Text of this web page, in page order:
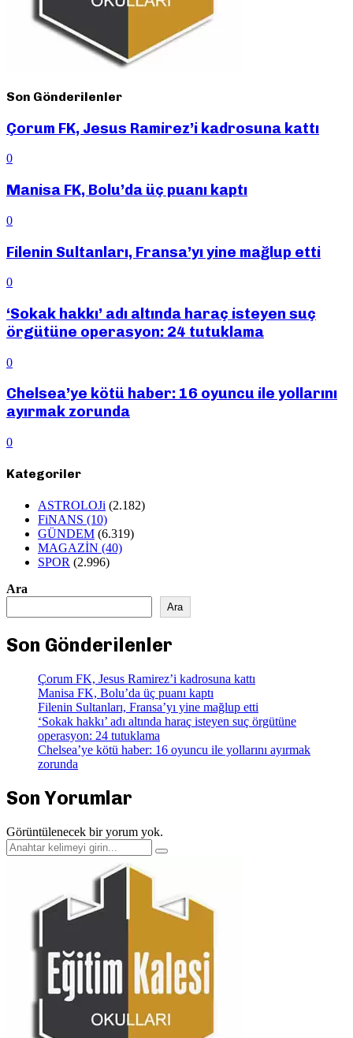
Son Gönderilenler
Çorum FK, Jesus Ramirez’i kadrosuna kattı
0
Manisa FK, Bolu’da üç puanı kaptı
0
Filenin Sultanları, Fransa’yı yine mağlup etti
0
‘Sokak hakkı’ adı altında haraç isteyen suç
örgütüne operasyon: 24 tutuklama
0
Chelsea’ye kötü haber: 16 oyuncu ile yollarını
ayırmak zorunda
0
Kategoriler
ASTROLOJi (2.182)
FiNANS (10)
GÜNDEM (6.319)
MAGAZİN (40)
SPOR (2.996)
Ara
Ara
Son Gönderilenler
Çorum FK, Jesus Ramirez’i kadrosuna kattı
Manisa FK, Bolu’da üç puanı kaptı
Filenin Sultanları, Fransa’yı yine mağlup etti
‘Sokak hakkı’ adı altında haraç isteyen suç örgütüne
operasyon: 24 tutuklama
Chelsea’ye kötü haber: 16 oyuncu ile yollarını ayırmak
zorunda
Son Yorumlar
Görüntülenecek bir yorum yok.
Search
for:
Search